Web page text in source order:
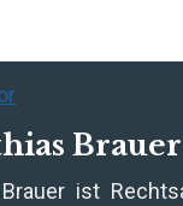
ist